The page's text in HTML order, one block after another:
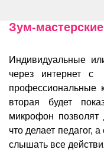
Зум-мастерские
Индивидуальные
через интернет с
профессиональные
вторая будет
микрофон позволят
что делает педагог,
слышать все